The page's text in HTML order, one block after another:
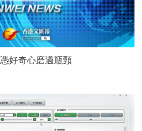
科研路有挫折沮喪 憑好奇心磨過瓶頸